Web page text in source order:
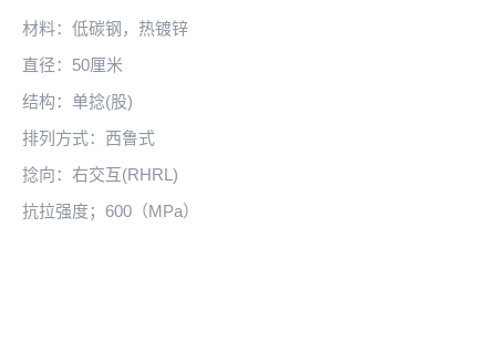
材料：低碳钢，热镀锌
直径：50厘米
结构：单捻(股)
排列方式：西鲁式
捻向：右交互(RHRL)
抗拉强度；600（MPa）